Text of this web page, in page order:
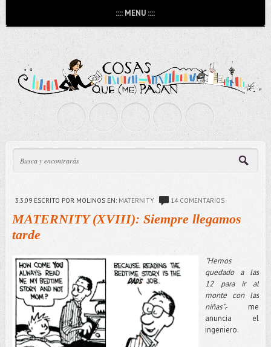
:::: MENU ::::
3.3.09ESCRITO POR MOLINOS EN: MATERNITY 14 COMENTARIOS
MATERNITY (XVIII): Siempre llegamos
tarde
"Hemos
quedado a las
12 para ir al
monte con las
niñas".- me
anuncia el
ingeniero.